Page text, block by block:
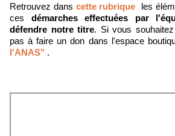
Retrouvez dans cette rubrique
les
ces démarches effectuées par
défendre notre titre. Si vous
pas à faire un don dans l'espace
l'ANAS" .